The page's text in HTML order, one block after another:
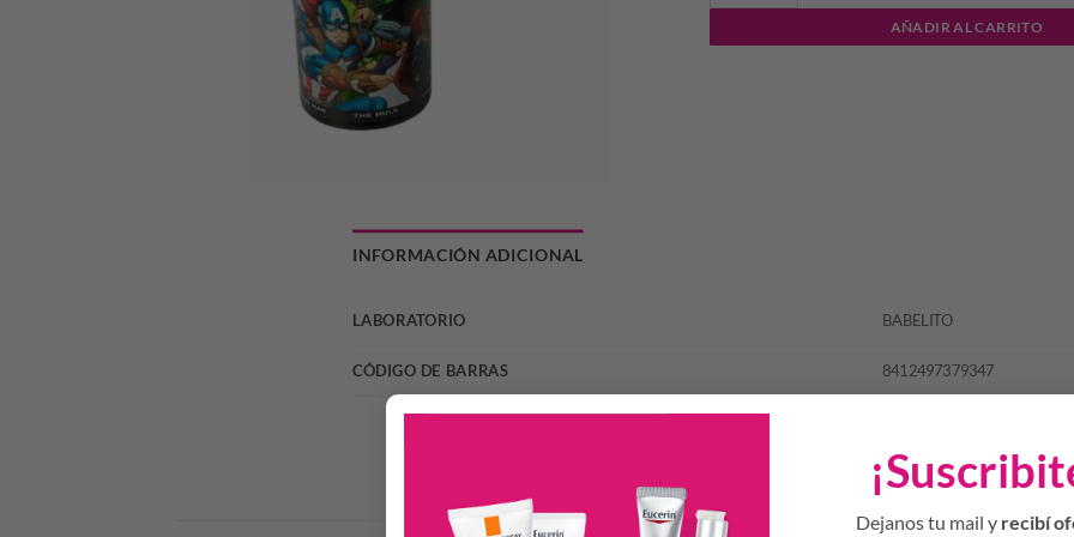
Dejanos tu mail y recibí
AÑADIR AL CARRITO
INFORMACIÓN ADICIONAL
LABORATORIO BABELITO
CÓDIGO DE BARRAS 8412497379347
Productos Relacionados